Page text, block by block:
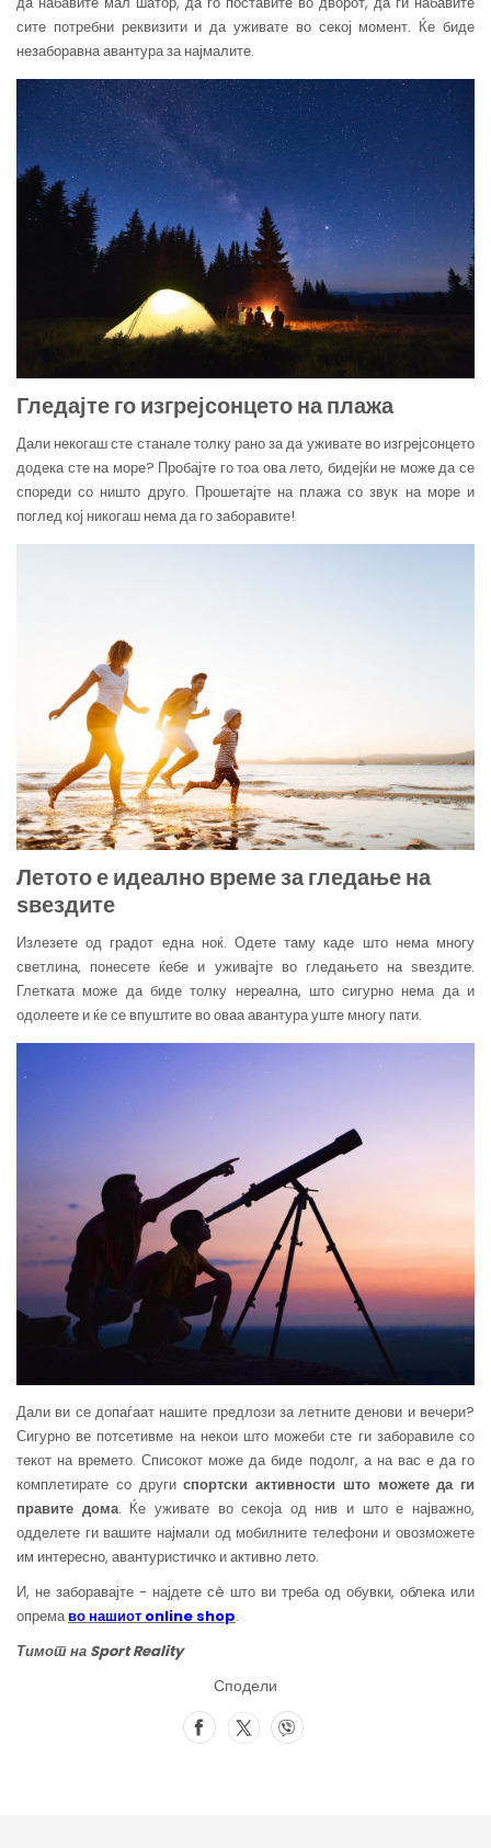
сите потребни реквизити и да уживате во секој момент. Ќе биде
незаборавна авантура за најмалите.
Гледајте го изгрејсонцето на плажа
Дали некогаш сте станале толку рано за да уживате во изгрејсонцето
додека сте на море? Пробајте го тоа ова лето, бидејќи не може да се
спореди со ништо друго. Прошетајте на плажа со звук на море и
поглед кој никогаш нема да го заборавите!
Летото е идеално време за гледање на
ѕвездите
Излезете од градот една ноќ. Одете таму каде што нема многу
светлина, понесете ќебе и уживајте во гледањето на ѕвездите.
Глетката може да биде толку нереална, што сигурно нема да и
одолеете и ќе се впуштите во оваа авантура уште многу пати.
Дали ви се допаѓаат нашите предлози за летните денови и вечери?
Сигурно ве потсетивме на некои што можеби сте ги заборавиле со
текот на времето. Списокот може да биде подолг, а на вас е да го
комплетирате со другиспортски активности што можете да ги
правите дома. Ќе уживате во секоја од нив и што е најважно,
одделете ги вашите најмали од мобилните телефони и овозможете
им интересно, авантуристичко и активно лето.
И, не заборавајте - најдете сè што ви треба од обувки, облека или
опремаво нашиот online shop.
Тимотна Sport Reality
Сподели